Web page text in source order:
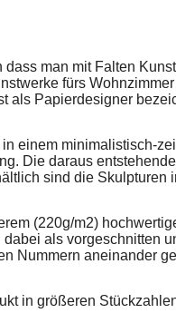
man mit Falten
fürs
als Papierdesigner
einem minimalistisch-
Die daraus
sind die Skulpturen
(220g/m2)
als vorgeschnitten
Nummern aneinander
in größeren